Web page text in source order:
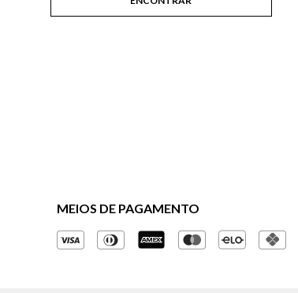
MEIOS DE PAGAMENTO